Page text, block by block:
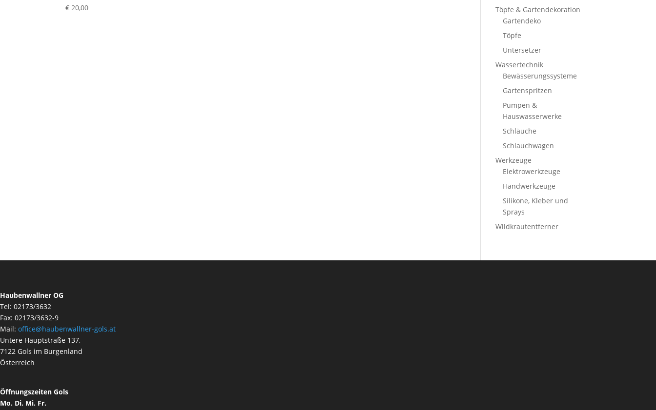
€ 20,00
Töpfe & Gartendekoration
Gartendeko
Töpfe
Untersetzer
Wassertechnik
Bewässerungssysteme
Gartenspritzen
Pumpen &
Hauswasserwerke
Schläuche
Schlauchwagen
Werkzeuge
Elektrowerkzeuge
Handwerkzeuge
Silikone, Kleber und
Sprays
Wildkrautentferner
Haubenwallner OG
Tel: 02173/3632
Fax: 02173/3632-9
Mail: office@haubenwallner-gols.at
Untere Hauptstraße 137,
7122 Gols im Burgenland
Österreich
Öffnungszeiten Gols
Mo. Di. Mi. Fr.